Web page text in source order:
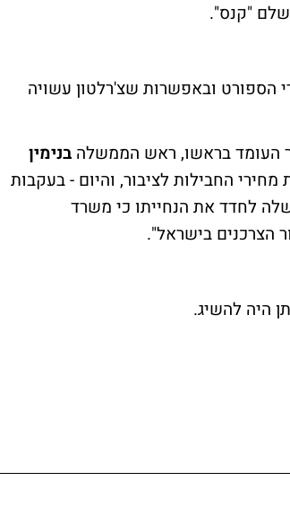
"קנס".
הספורט ובאפשרות שצ'רלטון עשויה
העומד בראשו, ראש הממשלה בנימין
החבילות לציבור, והיום - בעקבות
לחדד את הנחייתו כי משרד
הצרכנים בישראל".
היה להשיג.